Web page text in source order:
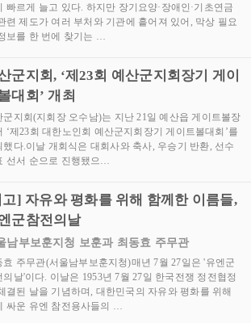
빠르게 늘고 있다. 하지만 장기요양·장애인·기초연금
련 제도가 여러 부처와 기관에 흩어져 있어, 막상 필요
보를 한 번에 찾기는 …
군지회, ‘제23회 예산군지회장기 게이
대회’ 개최
군지회(지회장 오수남)는 지난 21일 예산읍 게이트볼장
‘제23회 대한노인회 예산군지회장기 게이트볼대회’를
했다.이날 개회식은 대회사와 축사, 우승기 반환, 선수
선서 순으로 진행됐으…
] 자유와 평화를 위해 함께한 이름들,
군참전의날
남부보훈지청 보훈과 최동효 주무관
효 주무관(서울남부보훈지청)매년 7월 27일은 '유엔군
의날'이다. 이날은 1953년 7월 27일 한국전쟁 정전협정
결된 날을 기념하며, 대한민국의 자유와 평화를 위해
싸운 유엔 참전용사들의 …